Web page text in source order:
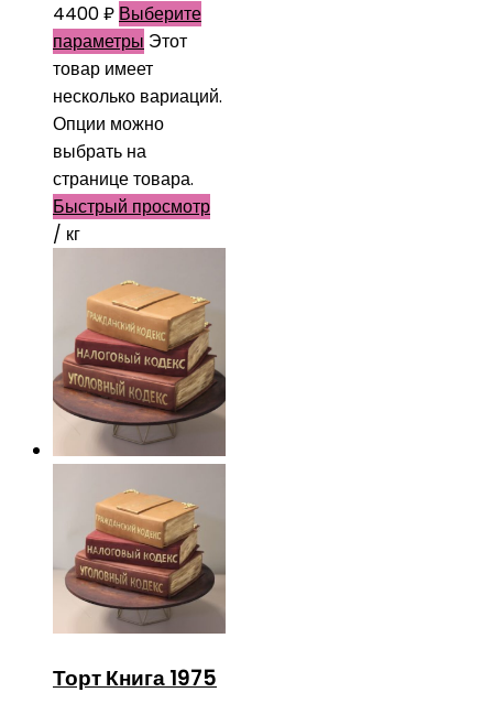
4400₽ Выберите
параметры Этот
товар имеет
несколько вариаций.
Опции можно
выбрать на
странице товара.
Быстрый просмотр
/ кг
Торт Книга 1975